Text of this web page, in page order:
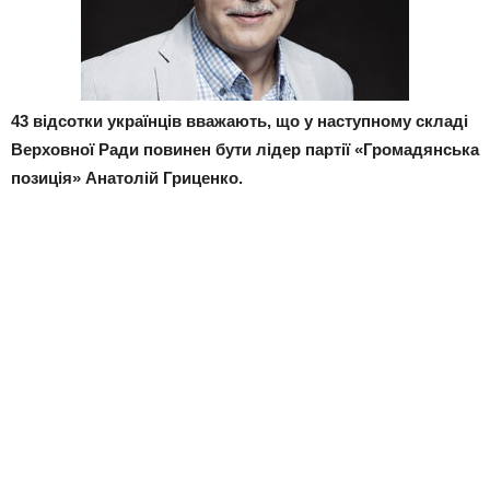
43 відсотки українців вважають, що у наступному складі
Верховної Ради повинен бути лідер партії «Громадянська
позиція» Анатолій Гриценко.